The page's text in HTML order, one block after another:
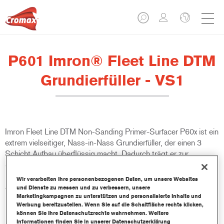
P601 Imron® Fleet Line DTM
Grundierfüller - VS1
Imron Fleet Line DTM Non-Sanding Primer-Surfacer P60x ist ein
extrem vielseitiger, Nass-in-Nass Grundierfüller, der einen 3
Schicht Aufbau überflüssig macht. Dadurch trägt er zur
Steigerung der Produktivität bei der Reparaturlackierung von
Nutzfahrzeugen bei. Er kann direkt auf eine Vielzahl von Metallen
appliziert werden. Dieser Grundierfüller ist für alle Decklacke der
Imron Fleet Line und Cromax Basecoats geeignet.
Wir verarbeiten Ihre personenbezogenen Daten, um unsere Websites
und Dienste zu messen und zu verbessern, unsere
Marketingkampagnen zu unterstützen und personalisierte Inhalte und
Werbung bereitzustellen. Wenn Sie auf die Schaltfläche rechts klicken,
können Sie Ihre Datenschutzrechte wahrnehmen. Weitere
Informationen finden Sie in unserer Datenschutzerklärung